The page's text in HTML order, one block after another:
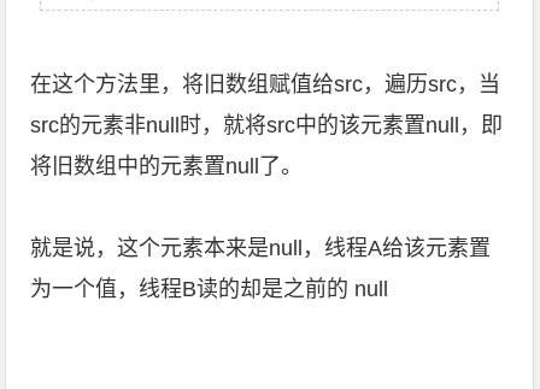
在这个方法里，将旧数组赋值给src，遍历src，当
src的元素非null时，就将src中的该元素置null，即
将旧数组中的元素置null了。
就是说，这个元素本来是null，线程A给该元素置
为一个值，线程B读的却是之前的 null